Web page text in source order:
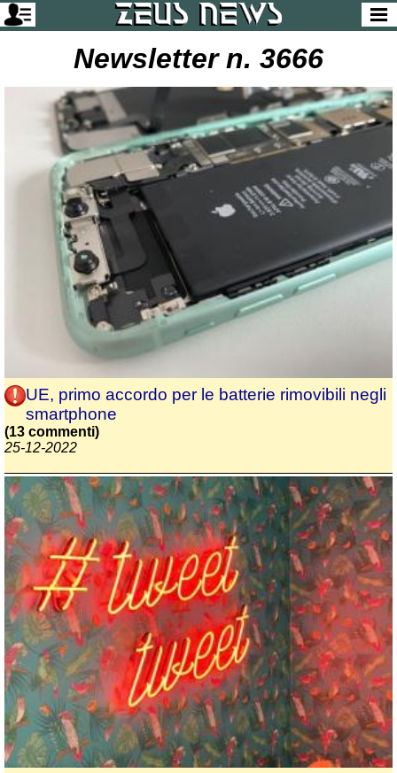
Newsletter n. 3666
UE, primo accordo per le batterie rimovibili negli
smartphone
(13 commenti)
25-12-2022